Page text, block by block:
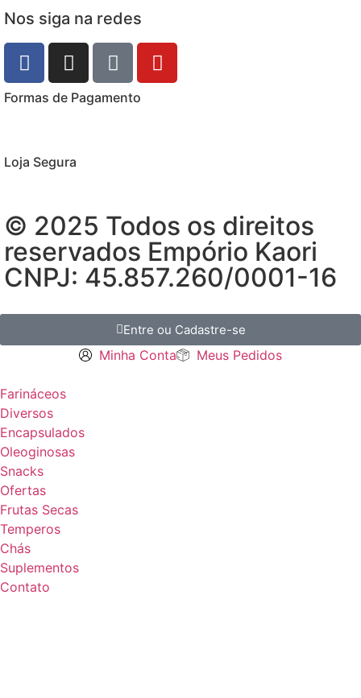
Nos siga na redes
Formas de Pagamento
Loja Segura
© 2025 Todos os direitos
reservados Empório Kaori
CNPJ: 45.857.260/0001-16
Entre ou Cadastre-se
Minha Conta Meus Pedidos
Farináceos
Diversos
Encapsulados
Oleoginosas
Snacks
Ofertas
Frutas Secas
Temperos
Chás
Suplementos
Contato